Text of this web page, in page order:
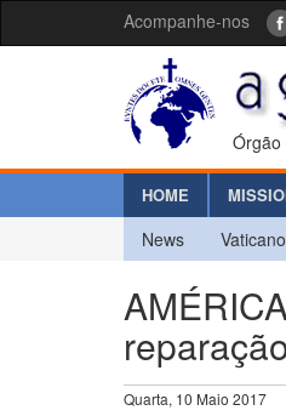
Acompanhe-nos
Órgão
HOME
News Vaticano
Quarta, 10 Maio 2017